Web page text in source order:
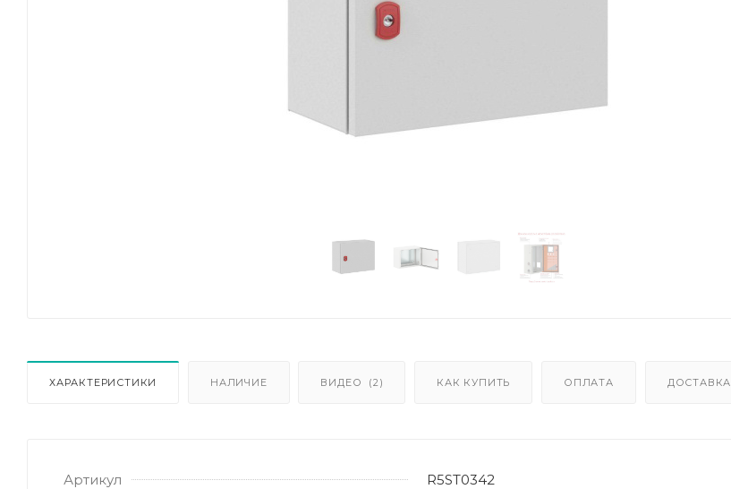
ХАРАКТЕРИСТИКИ НАЛИЧИЕ ВИДЕО (2) КАК КУПИТЬ ОПЛАТА ДОСТАВКА
Артикул
R5ST0342